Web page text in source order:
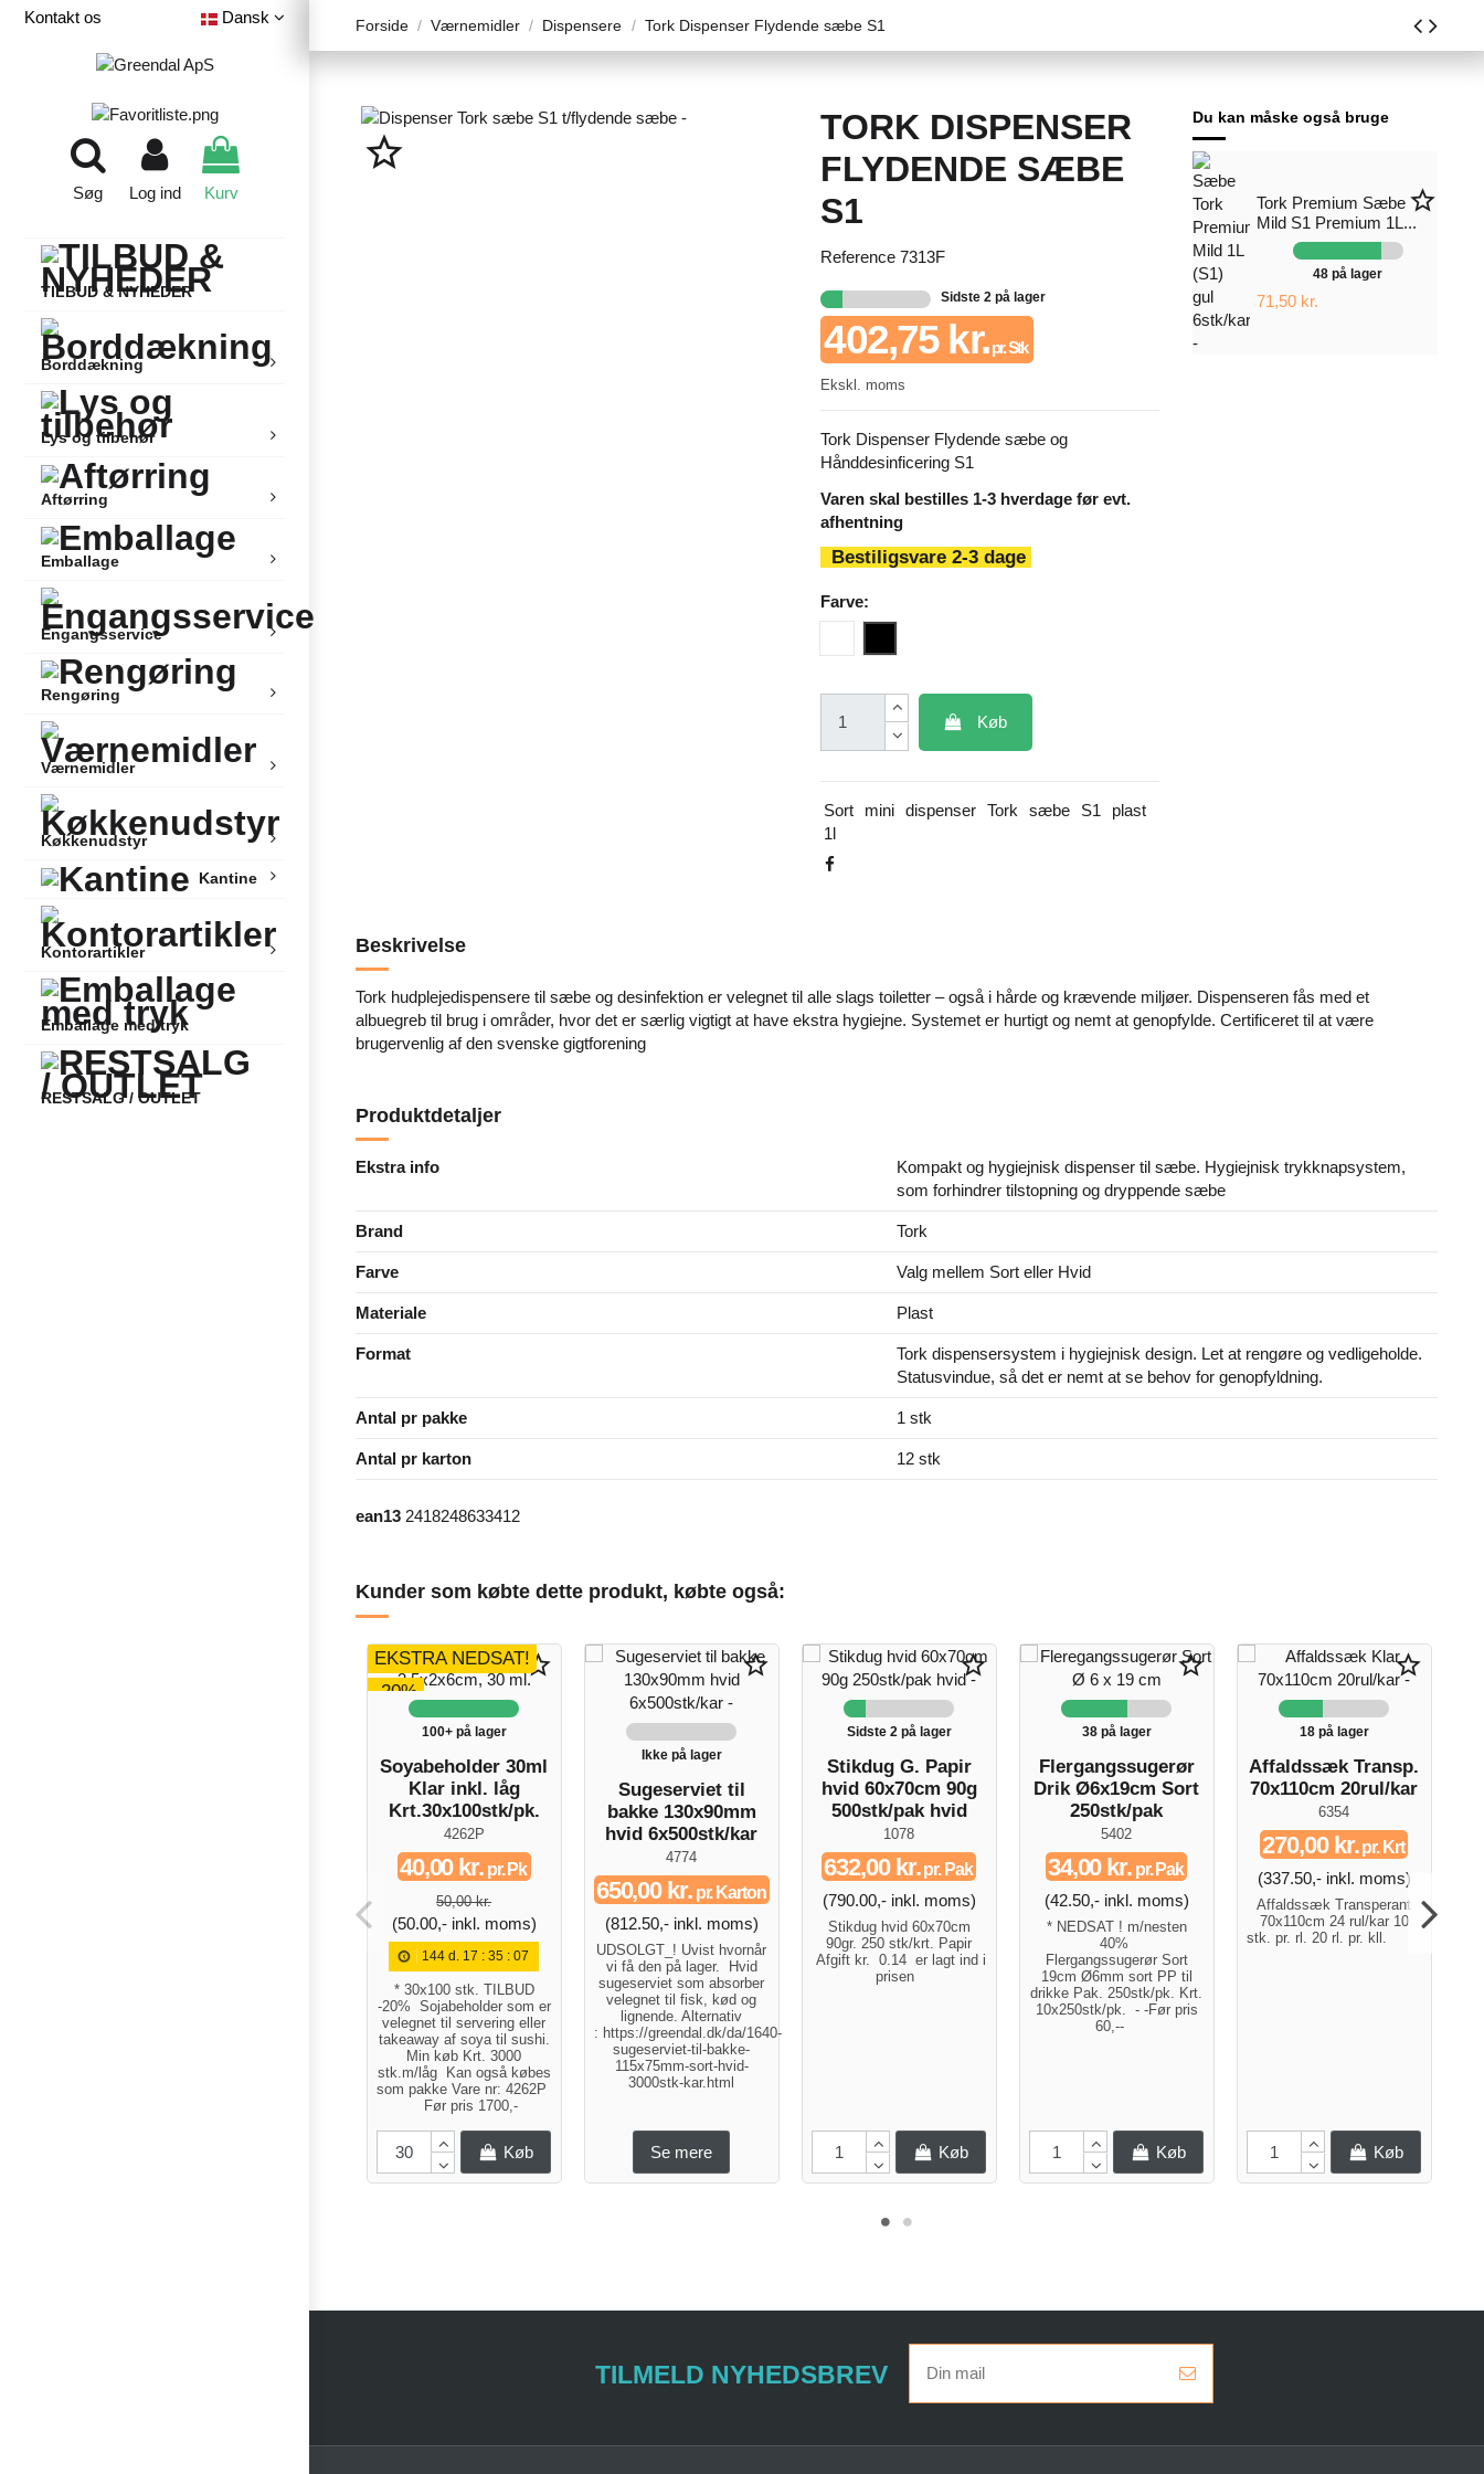
Kontakt os Dansk
Søg Log ind Kurv
TILBUD & NYHEDER
Borddækning
Lys og tilbehør
Aftørring
Emballage
Engangsservice
Rengøring
Værnemidler
Køkkenudstyr
Kantine
Kontorartikler
Emballage med tryk
RESTSALG / OUTLET
Forside Værnemidler Dispensere Tork Dispenser Flydende sæbe S1
star_border
TORK DISPENSER
FLYDENDE SÆBE
S1
Reference 7313F
Sidste 2 på lager
402,75 kr.pr. Stk
Ekskl. moms
Tork Dispenser Flydende sæbe og
Hånddesinficering S1
Varen skal bestilles 1-3 hverdage før evt.
afhentning
Bestiligsvare 2-3 dage
Farve:
Køb
Sort mini dispenser Tork sæbe S1
plast
1l
Du kan måske også bruge
Tork Premium Sæbe
Mild S1 Premium 1L...
star_border
48 på lager
71,50 kr.
Beskrivelse
Tork hudplejedispensere til sæbe og desinfektion er velegnet til alle slags toiletter – også i hårde og krævende miljøer. Dispenseren fås med et
albuegreb til brug i områder, hvor det er særlig vigtigt at have ekstra hygiejne. Systemet er hurtigt og nemt at genopfylde. Certificeret til at være
brugervenlig af den svenske gigtforening
Produktdetaljer
Ekstra info
Kompakt og hygiejnisk dispenser til sæbe. Hygiejnisk trykknapsystem,
som forhindrer tilstopning og dryppende sæbe
Brand Tork
Farve Valg mellem Sort eller Hvid
Materiale Plast
Format
Tork dispensersystem i hygiejnisk design. Let at rengøre og vedligeholde.
Statusvindue, så det er nemt at se behov for genopfyldning.
Antal pr pakke 1 stk
Antal pr karton 12 stk
ean13 2418248633412
Kunder som købte dette produkt, købte også:
EKSTRA NEDSAT!
-20%
star_border
100+ på lager
Soyabeholder 30ml
Klar inkl. låg
Krt.30x100stk/pk.
4262P
40,00 kr.pr. Pk
50,00 kr.
(50.00,- inkl. moms)
144 d. 17 :35 :07
* 30x100 stk. TILBUD
-20% Sojabeholder som er
velegnet til servering eller
takeaway af soya til sushi.
Min køb Krt. 3000
stk.m/låg Kan også købes
som pakke Vare nr: 4262P
Før pris 1700,-
Køb
star_border
Ikke på lager
Sugeserviet til
bakke 130x90mm
hvid 6x500stk/kar
4774
650,00 kr.pr. Karton
(812.50,- inkl. moms)
UDSOLGT_! Uvist hvornår
vi få den på lager. Hvid
sugeserviet som absorber
velegnet til fisk, kød og
lignende. Alternativ
: https://greendal.dk/da/1640-
sugeserviet-til-bakke-
115x75mm-sort-hvid-
3000stk-kar.html
Se mere
star_border
Sidste 2 på lager
Stikdug G. Papir
hvid 60x70cm 90g
500stk/pak hvid
1078
632,00 kr.pr. Pak
(790.00,- inkl. moms)
Stikdug hvid 60x70cm
90gr. 250 stk/krt. Papir
Afgift kr. 0.14 er lagt ind i
prisen
Køb
star_border
38 på lager
Flergangssugerør
Drik Ø6x19cm Sort
250stk/pak
5402
34,00 kr.pr. Pak
(42.50,- inkl. moms)
* NEDSAT ! m/nesten
40%
Flergangssugerør Sort
19cm Ø6mm sort PP til
drikke Pak. 250stk/pk. Krt.
10x250stk/pk. - -Før pris
60,--
Køb
star_border
18 på lager
Affaldssæk Transp.
70x110cm 20rul/kar
6354
270,00 kr.pr. Krt
(337.50,- inkl. moms)
Affaldssæk Transperant
70x110cm 24 rul/kar 10
stk. pr. rl. 20 rl. pr. kll.
Køb
TILMELD NYHEDSBREV